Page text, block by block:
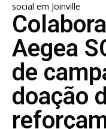
social em Joinville
Aegea
de
doação